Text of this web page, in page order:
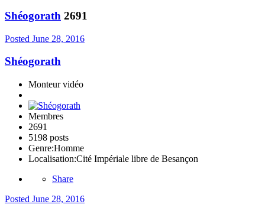
Shéogorath 2691
Posted June 28, 2016
Shéogorath
Monteur vidéo
Membres
2691
5198 posts
Genre:Homme
Localisation:Cité Impériale libre de Besançon
Share
Posted June 28, 2016